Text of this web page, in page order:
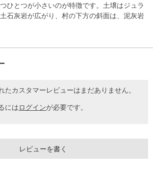
ひとつが小さいのが特徴です。土壌はジュラ
石灰岩が広がり、村の下方の斜面は、泥灰岩
たカスタマーレビューはまだありません。
にはログインが必要です。
レビューを書く